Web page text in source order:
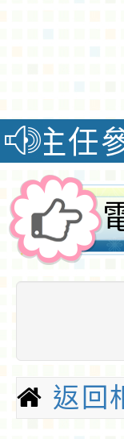
全國
返回